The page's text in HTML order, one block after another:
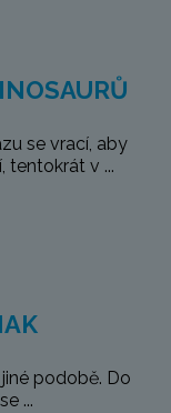
se vrací, aby
tentokrát v ...
podobě. Do
...